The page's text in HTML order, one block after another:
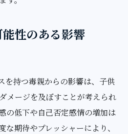
性のある影響
を持つ毒親からの影響は、子供
メージを及ぼすことが考えられ
の低下や自己否定感情の増加は
な期待やプレッシャーにより、